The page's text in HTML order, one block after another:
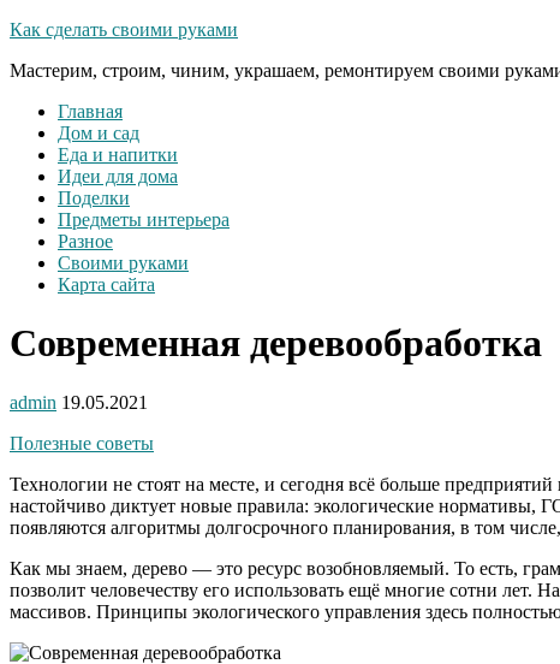
Как сделать своими руками
Мастерим, строим, чиним, украшаем, ремонтируем своими
Главная
Дом и сад
Еда и напитки
Идеи для дома
Поделки
Предметы интерьера
Разное
Своими руками
Карта сайта
Современная деревообработка
admin 19.05.2021
Полезные советы
Технологии не стоят на месте, и сегодня всё больше
настойчиво диктует новые правила: экологические нормативы,
появляются алгоритмы долгосрочного планирования, в том
Как мы знаем, дерево — это ресурс возобновляемый. То есть,
позволит человечеству его использовать ещё многие сотни лет.
массивов. Принципы экологического управления здесь